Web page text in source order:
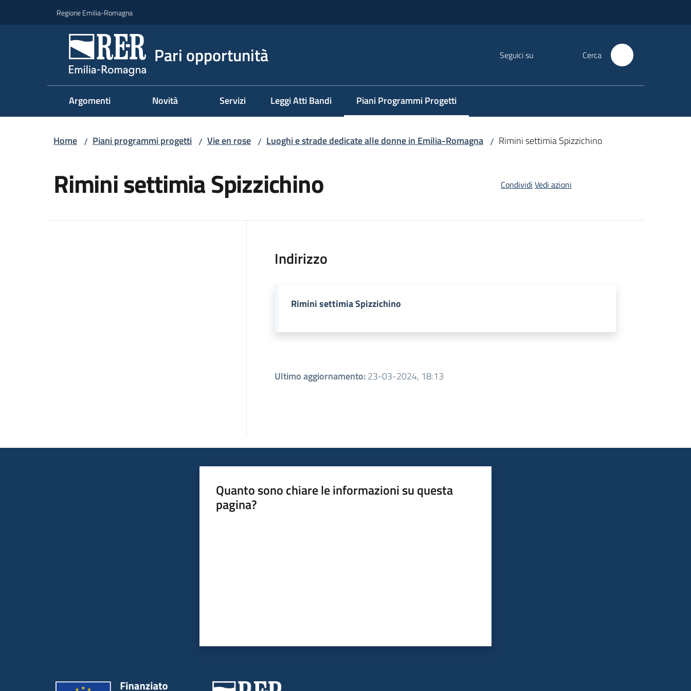
Regione Emilia-Romagna
Pari opportunità Seguici su Cerca
Argomenti Novità Servizi Leggi Atti Bandi Piani Programmi Progetti
Menu selezionato
Home / Piani programmi progetti / Vie en rose / Luoghi e strade dedicate alle donne in Emilia-Romagna / Rimini settimia Spizzichino
Rimini settimia Spizzichino Condividi Vedi azioni
Indirizzo
Rimini settimia Spizzichino
Ultimo aggiornamento:23-03-2024, 18:13
Quanto sono chiare le informazioni su questa
pagina?